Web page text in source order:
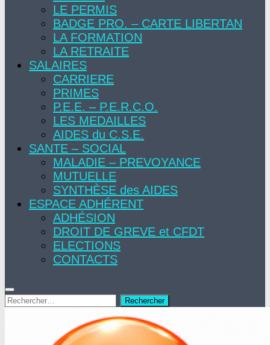
LE PERMIS
BADGE PRO. – CARTE LIBERTAN
LA FORMATION
LA RETRAITE
SALAIRES
CARRIERE
PRIMES
P.E.E. – P.E.R.C.O.
LES MEDAILLES
AIDES du C.S.E.
SANTE – SOCIAL
MALADIE – PREVOYANCE
MUTUELLE
SYNTHÈSE des AIDES
ESPACE ADHÉRENT
ADHÉSION
DROIT DE GREVE et CFDT
ELECTIONS
CONTACTS
Rechercher :